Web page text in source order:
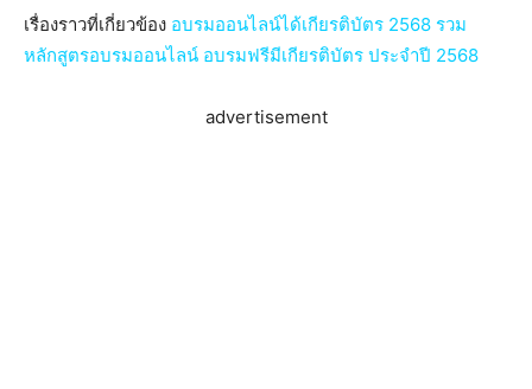
เรื่องราวที่เกี่ยวข้อง อบรมออนไลน์ได้เกียรติบัตร 2568 รวม
หลักสูตรอบรมออนไลน์ อบรมฟรีมีเกียรติบัตร ประจำปี 2568
advertisement